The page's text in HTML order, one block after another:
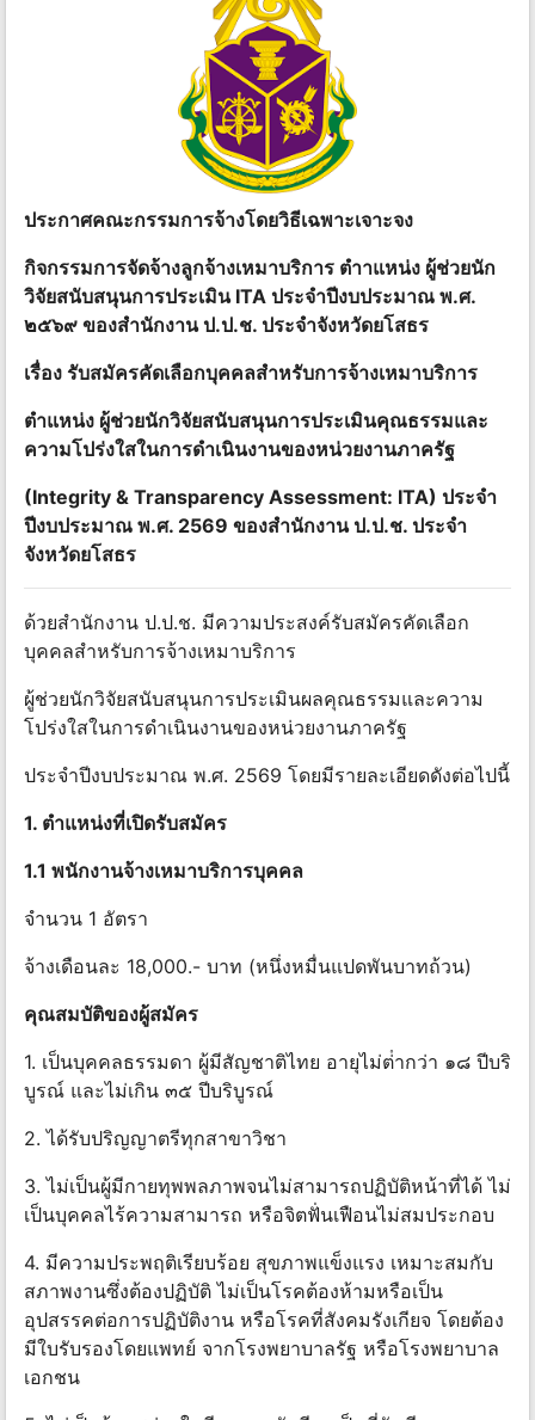
ประกาศคณะกรรมการจ้างโดยวิธีเฉพาะเจาะจง
กิจกรรมการจัดจ้างลูกจ้างเหมาบริการ ตําาแหน่ง ผู้ช่วยนัก
วิจัยสนับสนุนการประเมิน ITA ประจําปีงบประมาณ พ.ศ.
๒๕๖๙ ของสํานักงาน ป.ป.ช. ประจําจังหวัดยโสธร
เรื่อง รับสมัครคัดเลือกบุคคลสําหรับการจ้างเหมาบริการ
ตําแหน่ง ผู้ช่วยนักวิจัยสนับสนุนการประเมินคุณธรรมและ
ความโปร่งใสในการดําเนินงานของหน่วยงานภาครัฐ
(Integrity & Transparency Assessment: ITA) ประจํา
ปีงบประมาณ พ.ศ. 2569 ของสํานักงาน ป.ป.ช. ประจํา
จังหวัดยโสธร
ด้วยสํานักงาน ป.ป.ช. มีความประสงค์รับสมัครคัดเลือก
บุคคลสําหรับการจ้างเหมาบริการ
ผู้ช่วยนักวิจัยสนับสนุนการประเมินผลคุณธรรมและความ
โปร่งใสในการดําเนินงานของหน่วยงานภาครัฐ
ประจําปีงบประมาณ พ.ศ. 2569 โดยมีรายละเอียดดังต่อไปนี้
1. ตําแหน่งที่เปิดรับสมัคร
1.1 พนักงานจ้างเหมาบริการบุคคล
จํานวน 1 อัตรา
จ้างเดือนละ 18,000.- บาท (หนึ่งหมื่นแปดพันบาทถ้วน)
คุณสมบัติของผู้สมัคร
1. เป็นบุคคลธรรมดา ผู้มีสัญชาติไทย อายุไม่ต่ํากว่า ๑๘ ปีบริ
บูรณ์ และไม่เกิน ๓๕ ปีบริบูรณ์
2. ได้รับปริญญาตรีทุกสาขาวิชา
3. ไม่เป็นผู้มีกายทุพพลภาพจนไม่สามารถปฏิบัติหน้าที่ได้ ไม่
เป็นบุคคลไร้ความสามารถ หรือจิตฟั่นเฟือนไม่สมประกอบ
4. มีความประพฤติเรียบร้อย สุขภาพแข็งแรง เหมาะสมกับ
สภาพงานซึ่งต้องปฏิบัติ ไม่เป็นโรคต้องห้ามหรือเป็น
อุปสรรคต่อการปฏิบัติงาน หรือโรคที่สังคมรังเกียจ โดยต้อง
มีใบรับรองโดยแพทย์ จากโรงพยาบาลรัฐ หรือโรงพยาบาล
เอกชน